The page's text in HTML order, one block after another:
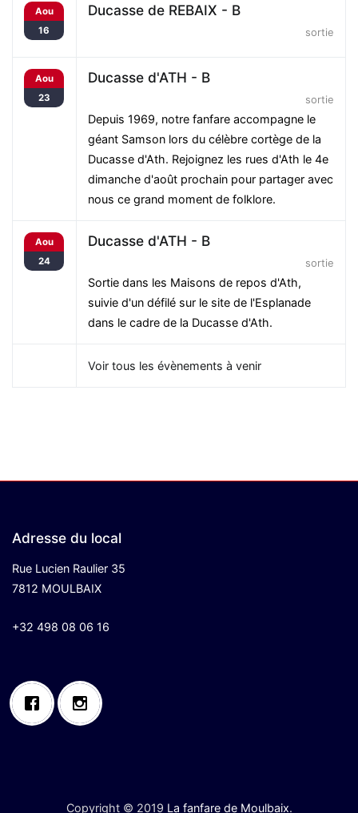
Aou
16
Ducasse de REBAIX - B
sortie
Aou
23
Ducasse d'ATH - B
sortie
Depuis 1969, notre fanfare accompagne le
géant Samson lors du célèbre cortège de la
Ducasse d'Ath. Rejoignez les rues d'Ath le 4e
dimanche d'août prochain pour partager avec
nous ce grand moment de folklore.
Aou
24
Ducasse d'ATH - B
sortie
Sortie dans les Maisons de repos d'Ath,
suivie d'un défilé sur le site de l'Esplanade
dans le cadre de la Ducasse d'Ath.
Voir tous les évènements à venir
Adresse du local
Rue Lucien Raulier 35
7812 MOULBAIX
+32 498 08 06 16
Copyright © 2019 La fanfare de Moulbaix.